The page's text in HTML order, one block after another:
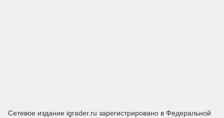
Сетевое издание igrader.ru зарегистрировано в Федеральной